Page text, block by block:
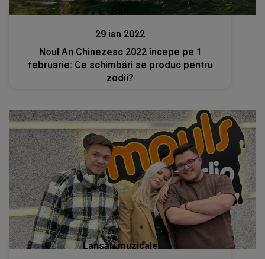
29 ian 2022
Noul An Chinezesc 2022 începe pe 1
februarie: Ce schimbări se produc pentru
zodii?
Lansări muzicale